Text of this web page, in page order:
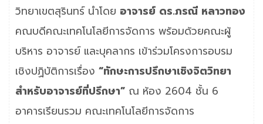
วิทยาเขตสุรินทร์ นำโดย อาจารย์ ดร.ภรณี หลาวทอง
คณบดีคณะเทคโนโลยีการจัดการ พร้อมด้วยคณะผู้
บริหาร อาจารย์ และบุคลากร เข้าร่วมโครงการอบรม
เชิงปฏิบัติการเรื่อง “ทักษะการปรึกษาเชิงจิตวิทยา
สำหรับอาจารย์ที่ปรึกษา” ณ ห้อง 2604 ชั้น 6
อาคารเรียนรวม คณะเทคโนโลยีการจัดการ